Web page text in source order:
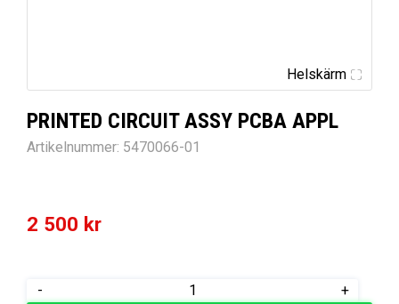
Helskärm
PRINTED CIRCUIT ASSY PCBA APPL
Artikelnummer: 5470066-01
2 500 kr
-
PRINTED
+